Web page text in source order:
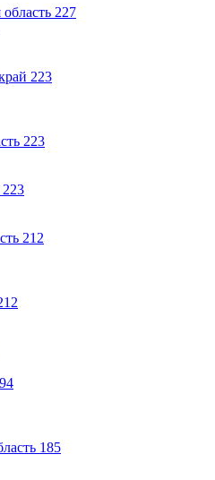
227
223
223
223
212
185